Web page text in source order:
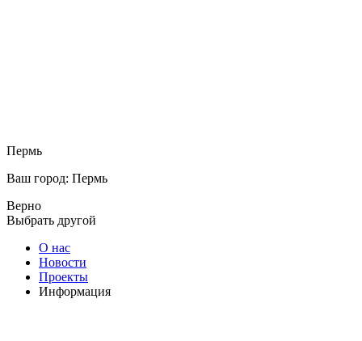
Пермь
Ваш город: Пермь
Верно
Выбрать другой
О нас
Новости
Проекты
Информация